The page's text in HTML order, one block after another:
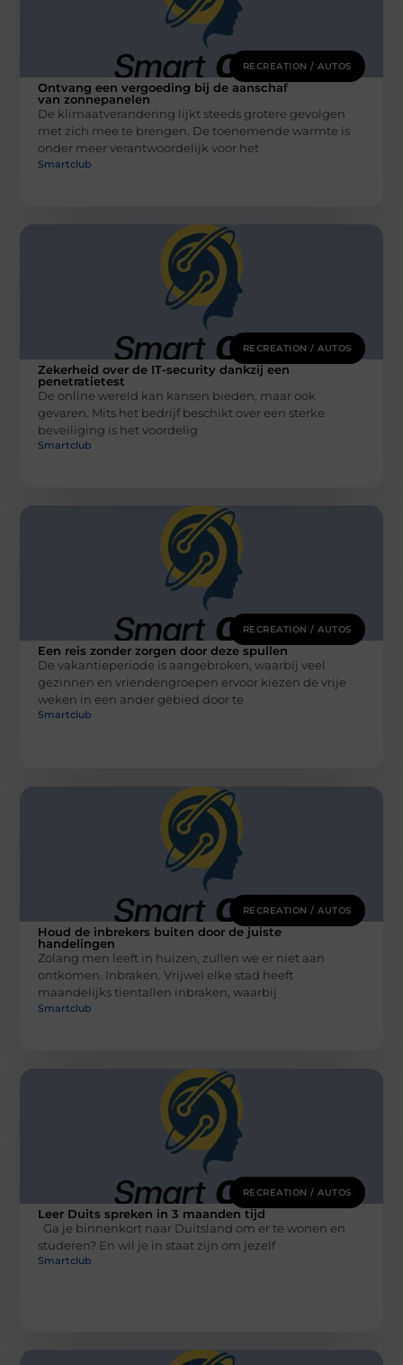
RECREATION / AUTOS
Ontvang een vergoeding bij de aanschaf
van zonnepanelen
De klimaatverandering lijkt steeds grotere gevolgen
met zich mee te brengen. De toenemende warmte is
onder meer verantwoordelijk voor het
Smartclub
RECREATION / AUTOS
Zekerheid over de IT-security dankzij een
penetratietest
De online wereld kan kansen bieden, maar ook
gevaren. Mits het bedrijf beschikt over een sterke
beveiliging is het voordelig
Smartclub
RECREATION / AUTOS
Een reis zonder zorgen door deze spullen
De vakantieperiode is aangebroken, waarbij veel
gezinnen en vriendengroepen ervoor kiezen de vrije
weken in een ander gebied door te
Smartclub
RECREATION / AUTOS
Houd de inbrekers buiten door de juiste
handelingen
Zolang men leeft in huizen, zullen we er niet aan
ontkomen. Inbraken. Vrijwel elke stad heeft
maandelijks tientallen inbraken, waarbij
Smartclub
RECREATION / AUTOS
Leer Duits spreken in 3 maanden tijd
Ga je binnenkort naar Duitsland om er te wonen en
studeren? En wil je in staat zijn om jezelf
Smartclub